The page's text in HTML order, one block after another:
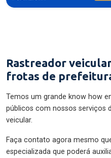
Rastreador
frotas de
Temos um grande know how
públicos com nossos serviços
veicular.
Faça contato agora mesmo
especializada que poderá